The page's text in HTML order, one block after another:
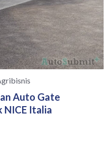
Auto Gate
NICE Italia